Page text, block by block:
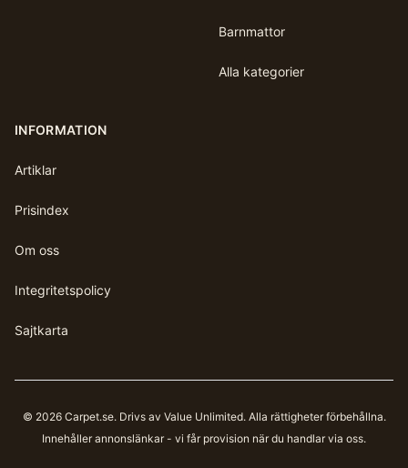
Barnmattor
Alla kategorier
INFORMATION
Artiklar
Prisindex
Om oss
Integritetspolicy
Sajtkarta
© 2026 Carpet.se. Drivs av Value Unlimited. Alla rättigheter förbehållna.
Innehåller annonslänkar - vi får provision när du handlar via oss.